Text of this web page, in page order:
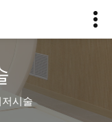
시술